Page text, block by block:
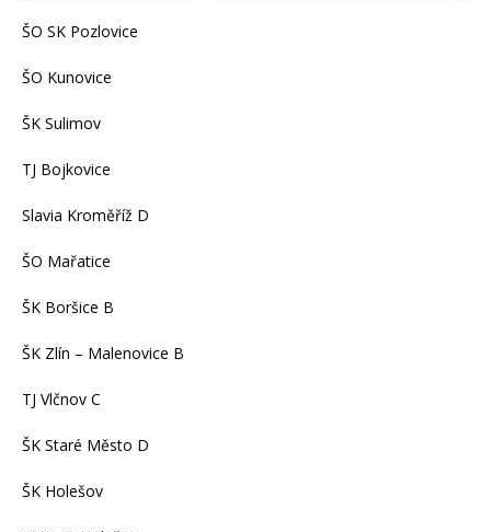
ŠO SK Pozlovice
ŠO Kunovice
ŠK Sulimov
TJ Bojkovice
Slavia Kroměříž D
ŠO Mařatice
ŠK Boršice B
ŠK Zlín – Malenovice B
TJ Vlčnov C
ŠK Staré Město D
ŠK Holešov